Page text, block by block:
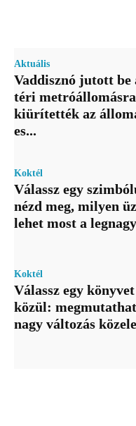
Aktuális
Vaddisznó jutott be
téri
kiürítették az
es...
Koktél
Válassz egy
nézd meg, milyen
lehet most a
Koktél
Válassz egy
közül:
nagy változás